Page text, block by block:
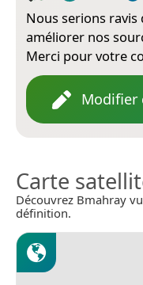
Nous serions
améliorer nos
Merci pour votre
Modifier
Carte
Découvrez Bmahray
définition.